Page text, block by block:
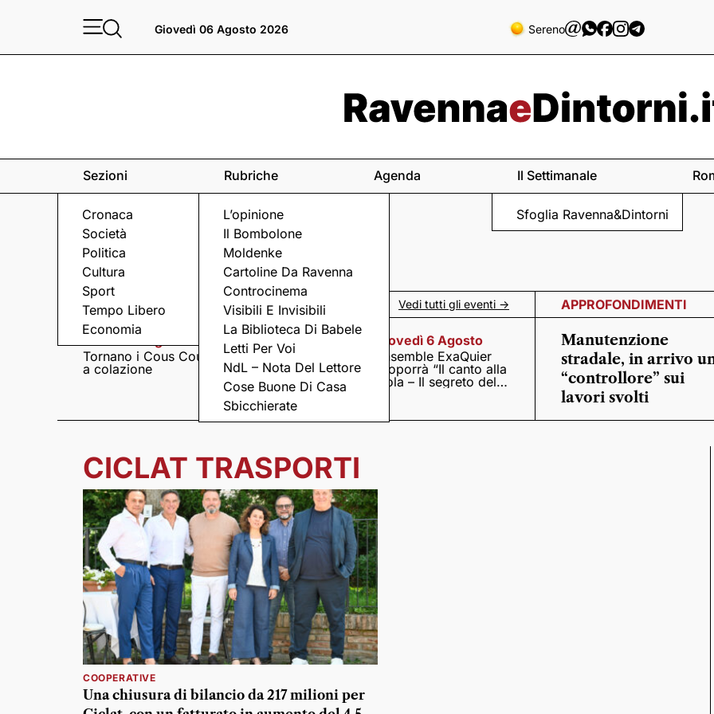
Giovedì 06 Agosto 2026 Sereno
Sezioni
Cronaca
Società
Politica
Cultura
Sport
Tempo Libero
Economia
Rubriche
L’opinione
Il Bombolone
Moldenke
Cartoline Da Ravenna
Controcinema
Visibili E Invisibili
La Biblioteca Di Babele
Letti Per Voi
NdL – Nota Del Lettore
Cose Buone Di Casa
Sbicchierate
Agenda Il Settimanale
Sfoglia Ravenna&Dintorni
Eventi a Ravenna e dintorni Vedi tutti gli eventi ->
Tornano i Cous Cous
a colazione
Giovedì 6 Agosto
Visita serale nella
Pieve romanica di
San Pietro in Sylvis
Giovedì 6 Agosto
Ensemble ExaQuier
proporrà “Il canto alla
viola – Il segreto del
APPROFONDIMENTI
Manutenzione
stradale, in arrivo
“controllore” sui
lavori svolti
CICLAT TRASPORTI
COOPERATIVE
Una chiusura di bilancio da 217 milioni per